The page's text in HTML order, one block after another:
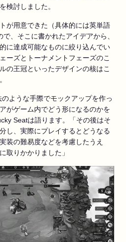
検討しました。
が用意できた（具体的には英単語
、そこに書かれたアイデアから、
に達成可能なものに絞り込んでい
ーズとトーナメントフェーズのこ
の王冠といったデザインの核はこ
のような手際でモックアップを作っ
がゲーム内でどう形になるのかを
Seatは語ります。「その後はそ
し、実際にプレイするとどうなる
装の難易度などを考慮したうえ
取りかかりました」